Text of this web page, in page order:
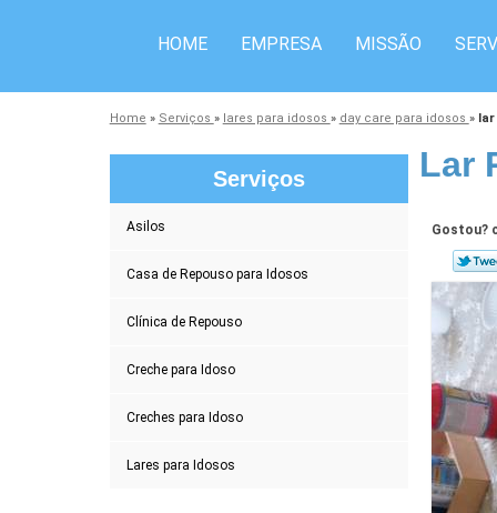
HOME EMPRESA MISSÃO
Home » Serviços » lares para idosos » day care para idosos » lar
Serviços
Asilos
Casa de Repouso para Idosos
Clínica de Repouso
Creche para Idoso
Creches para Idoso
Lares para Idosos
Lar
Gostou?